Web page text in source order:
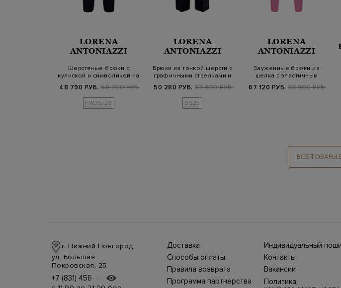
LORENA
ANTONIAZZI
Шерстяные брюки с
кулиской и символикой на
48 790 РУБ. 69 700 РУБ.
FW25/26
LORENA
ANTONIAZZI
Брюки из тонкой шерсти с
графичными стрелками и
50 280 РУБ. 83 800 РУБ.
SS25
LORENA
ANTONIAZZI
Зауженные брюки из
шелка с эластичным
67 120 РУБ. 83 900 РУБ.
ВСЕ ТОВАРЫ
г. Нижний Новгород
ул. Большая
Покровская, 25
+7 (831) 458-14-75
+7 (831) 458-14-75
Доставка
производится
курьерской службой
СДЭК, DHL при 100%
предоплате.
Способы оплаты
магазине
осуществляется
несколькими
Правила возврата
Интернет-магазин
позволяет вернуть
Программа партнерства
Индивидуальный
Ежегодно в бутики
Stefano Ricci, Brioni,
Canali приезжают
представители Домов
моды, чтобы
Контакты
Большая Покровская,
25. Телефон интернет-
магазина 8 800 500
Вакансии
Политика